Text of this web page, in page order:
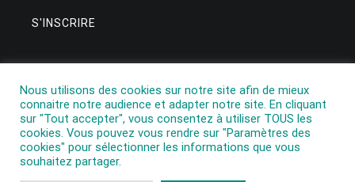
Nous utilisons des cookies sur notre site afin de mieux
connaitre notre audience et adapter notre site. En cliquant
sur "Tout accepter", vous consentez à utiliser TOUS les
cookies. Vous pouvez vous rendre sur "Paramètres des
cookies" pour sélectionner les informations que vous
souhaitez partager.